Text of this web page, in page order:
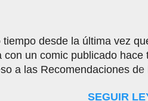
originalmente tenía la
y noticias y ...
desde la última vez
un comic publicado hace
a las Recomendaciones de
independiente de México,
SEGUIR